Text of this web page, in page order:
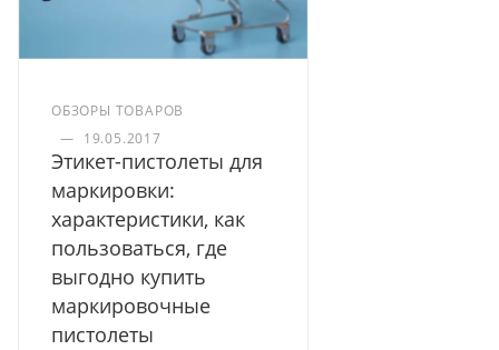
ОБЗОРЫ ТОВАРОВ
— 19.05.2017
Этикет-пистолеты для
маркировки:
характеристики, как
пользоваться, где
выгодно купить
маркировочные
пистолеты